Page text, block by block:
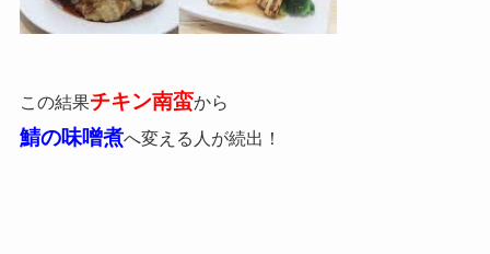
この結果チキン南蛮から
鯖の味噌煮へ変える人が続出！